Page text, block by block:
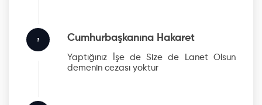
3 Cumhurbaşkanına Hakaret
Yaptığınız İşe de Size de Lanet Olsun
demenin cezası yoktur